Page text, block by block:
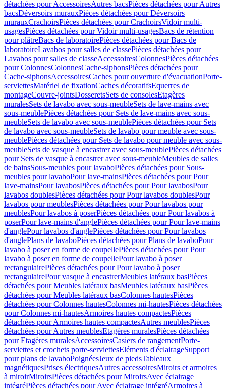
détachées pour AccessoiresAutres bacsPièces détachées pour Autres
bacsDéversoirs murauxPièces détachées pour Déversoirs
murauxCrachoirsPièces détachées pour CrachoirsVidoir multi-
usagesPièces détachées pour Vidoir multi-usagesBacs de rétention
pour plâtreBacs de laboratoirePièces détachées pour Bacs de
laboratoireLavabos pour salles de classePièces détachées pour
Lavabos pour salles de classeAccessoiresColonnesPièces détachées
pour ColonnesColonnesCache-siphonsPièces détachées pour
Cache-siphonsAccessoiresCaches pour ouverture d'évacuationPorte-
serviettesMatériel de fixationCaches décoratifsEquerres de
montageCouvre-jointsDosseretsSets de consolesEtagères
muralesSets de lavabo avec sous-meubleSets de lave-mains avec
sous-meublePièces détachées pour Sets de lave-mains avec sous-
meubleSets de lavabo avec sous-meublePièces détachées pour Sets
de lavabo avec sous-meubleSets de lavabo pour meuble avec sous-
meublePièces détachées pour Sets de lavabo pour meuble avec sous-
meubleSets de vasque à encastrer avec sous-meublePièces détachées
pour Sets de vasque à encastrer avec sous-meubleMeubles de salles
de bainsSous-meubles pour lavaboPièces détachées pour Sous-
meubles pour lavaboPour lave-mainsPièces détachées pour Pour
lave-mainsPour lavabosPièces détachées pour Pour lavabosPour
lavabos doublesPièces détachées pour Pour lavabos doublesPour
lavabos pour meublesPièces détachées pour Pour lavabos pour
meublesPour lavabos à poserPièces détachées pour Pour lavabos à
poserPour lave-mains d'anglePièces détachées pour Pour lave-mains
d'anglePour lavabos d'anglePièces détachées pour Pour lavabos
d'anglePlans de lavaboPièces détachées pour Plans de lavaboPour
lavabo à poser en forme de coupellePièces détachées pour Pour
lavabo à poser en forme de coupellePour lavabo à poser
rectangulairePièces détachées pour Pour lavabo à poser
rectangulairePour vasque à encastrerMeubles latéraux basPièces
détachées pour Meubles latéraux basMeubles latéraux basPièces
détachées pour Meubles latéraux basColonnes hautesPièces
détachées pour Colonnes hautesColonnes mi-hautesPièces détachées
pour Colonnes mi-hautesArmoires hautes compactesPièces
détachées pour Armoires hautes compactesAutres meublesPièces
détachées pour Autres meublesEtagères muralesPièces détachées
pour Etagères muralesAccessoiresCasiers de rangementPorte-
serviettes et crochets porte-serviettesEléments d'éclairageSupport
pour plans de lavaboPoignéesJeux de piedsTableaux
magnétiquesPrises électriquesAutres accessoiresMiroirs et armoires
à miroirMiroirsPièces détachées pour MiroirsAvec éclairage
intégréPièces détachées pour Avec éclairage intégréArmoires à